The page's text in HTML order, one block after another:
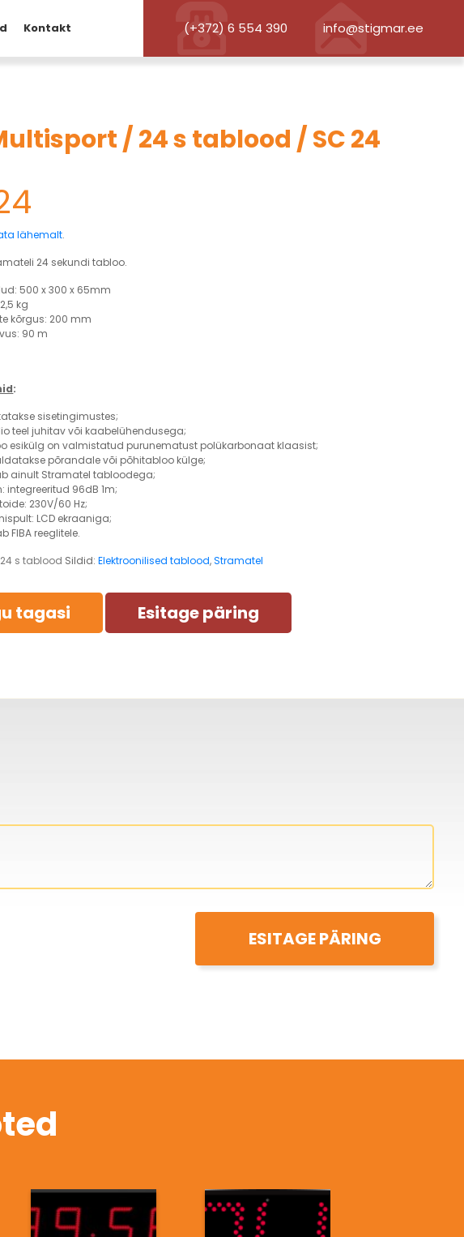
Kontakt (+372) 6 554 390 info@stigmar.ee
/24 s tablood / SC 24
lähemalt.
24 sekundi tabloo.
500 x 300 x 65mm
kg
kõrgus: 200 mm
90 m
:
sisetingimustes;
teel juhitav või kaabelühendusega;
esikülg on valmistatud purunematust polükarbonaat klaasist;
põrandale või põhitabloo külge;
ainult Stramatel tabloodega;
integreeritud 96dB 1m;
230V/60 Hz;
LCD ekraaniga;
FIBA reeglitele.
24 s tablood Sildid:Elektroonilised tablood,Stramatel
tagasi Esitage päring